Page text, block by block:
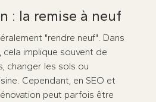
: la remise à neuf
"rendre neuf". Dans
implique souvent de
changer les sols ou
Cependant, en SEO et
peut parfois être